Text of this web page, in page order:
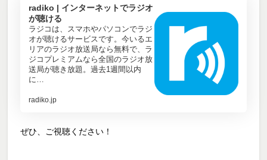
radiko | インターネットでラジオ
が聴ける
ラジコは、スマホやパソコンでラジ
オが聴けるサービスです。今いるエ
リアのラジオ放送局なら無料で、ラ
ジコプレミアムなら全国のラジオ放
送局が聴き放題。過去1週間以内
に…
radiko.jp
ぜひ、ご視聴ください！